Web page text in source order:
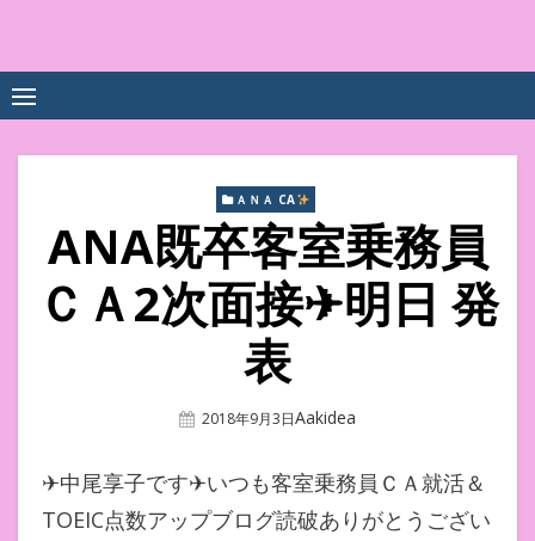
content
数UPｽｸｰﾙ
ＡＮＡ CA
ANA既卒客室乗務員
ＣＡ2次面接✈︎明日 発
表
Posted
2018年9月3日Author
Aakidea
✈︎中尾享子です✈︎いつも客室乗務員ＣＡ就活＆
TOEIC点数アップブログ読破ありがとうござい